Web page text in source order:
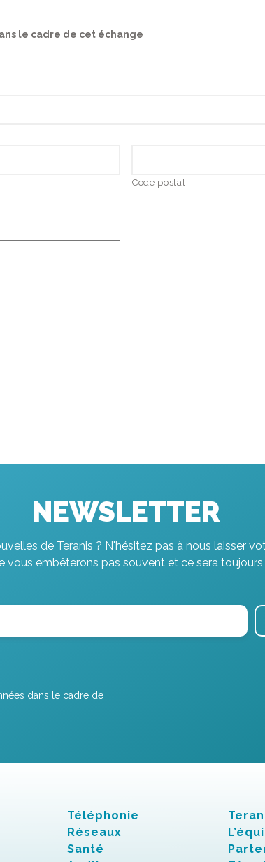
le cadre de cet échange
Code postal
NEWSLETTER
de Teranis ? N'hésitez pas à nous laisser
vous embêterons pas souvent et ce sera
dans le cadre de
Téléphonie
Réseaux
Santé